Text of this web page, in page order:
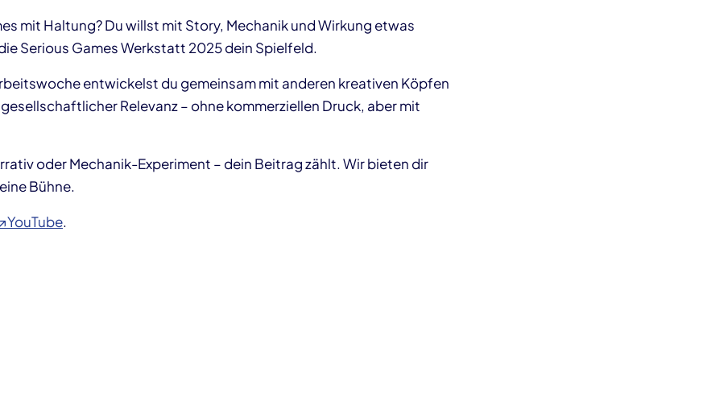
mit Haltung? Du willst mit Story, Mechanik und Wirkung etwas
Serious Games Werkstatt 2025 dein Spielfeld.
entwickelst du gemeinsam mit anderen kreativen Köpfen
Relevanz – ohne kommerziellen Druck, aber mit
oder Mechanik-Experiment – dein Beitrag zählt. Wir bieten dir
Bühne.
↗YouTube.